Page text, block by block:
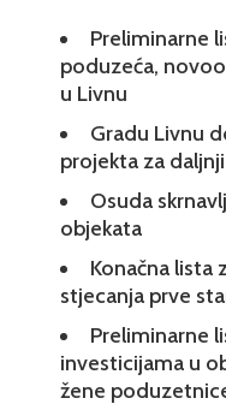
Preliminarne
poduzeća,
u Livnu
Gradu Livnu
projekta za
Osuda
objekata
Konačna lista
stjecanja prve
Preliminarne
investicijama u
žene